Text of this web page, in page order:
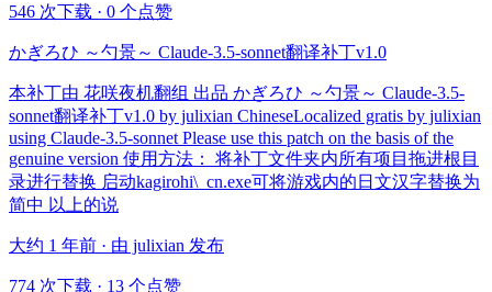
546 次下载 · 0 个点赞
かぎろひ ～勺景～ Claude-3.5-sonnet翻译补丁v1.0
本补丁由 花咲夜机翻组 出品 かぎろひ ～勺景～ Claude-3.5-
sonnet翻译补丁v1.0 by julixian ChineseLocalized gratis by julixian
using Claude-3.5-sonnet Please use this patch on the basis of the
genuine version 使用方法： 将补丁文件夹内所有项目拖进根目
录进行替换 启动kagirohi\_cn.exe可将游戏内的日文汉字替换为
简中 以上的说
大约 1 年前 · 由 julixian 发布
774 次下载 · 13 个点赞